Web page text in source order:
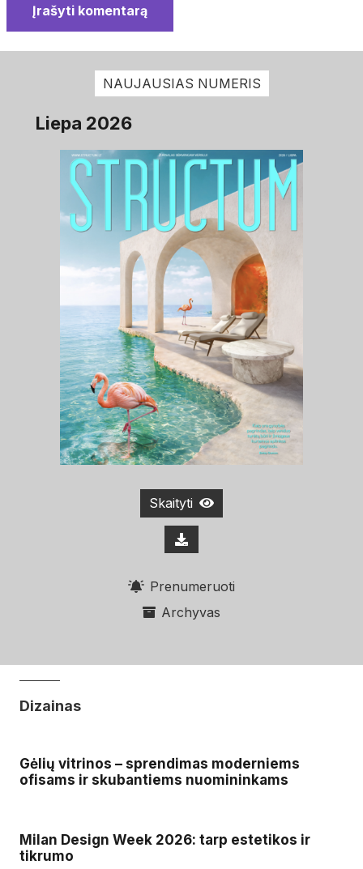
Įrašyti komentarą
NAUJAUSIAS NUMERIS
Liepa 2026
Skaityti
Prenumeruoti
Archyvas
Dizainas
Gėlių vitrinos – sprendimas moderniems
ofisams ir skubantiems nuomininkams
Milan Design Week 2026: tarp estetikos ir
tikrumo